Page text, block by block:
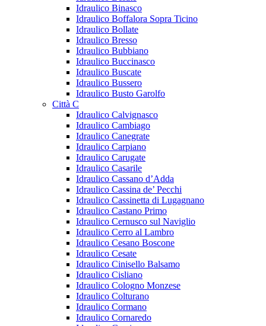
Idraulico Binasco
Idraulico Boffalora Sopra Ticino
Idraulico Bollate
Idraulico Bresso
Idraulico Bubbiano
Idraulico Buccinasco
Idraulico Buscate
Idraulico Bussero
Idraulico Busto Garolfo
Città C
Idraulico Calvignasco
Idraulico Cambiago
Idraulico Canegrate
Idraulico Carpiano
Idraulico Carugate
Idraulico Casarile
Idraulico Cassano d’Adda
Idraulico Cassina de’ Pecchi
Idraulico Cassinetta di Lugagnano
Idraulico Castano Primo
Idraulico Cernusco sul Naviglio
Idraulico Cerro al Lambro
Idraulico Cesano Boscone
Idraulico Cesate
Idraulico Cinisello Balsamo
Idraulico Cisliano
Idraulico Cologno Monzese
Idraulico Colturano
Idraulico Cormano
Idraulico Cornaredo